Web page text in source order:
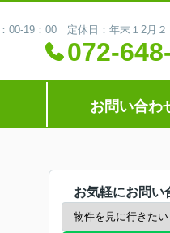
00-19：00 定休日：年末１2月２
072-
お問い合わ
お気軽にお問い